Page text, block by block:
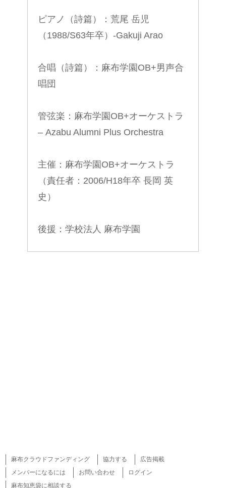
ピアノ（詩篇）：荒尾 岳児
（1988/S63年卒）-Gakuji Arao
合唱（詩篇）：麻布学園OB+男声合
唱団
管弦楽：麻布学園OB+オーケストラ
– Azabu Alumni Plus Orchestra
主催：麻布学園OB+オーケストラ
（責任者：2006/H18年卒 長岡 英
史）
後援：学校法人 麻布学園
麻布クラウドファンディング 協力する
広告掲載
メンバーになるには
お問い合わせ
ログイン
麻布知恵袋に相談する